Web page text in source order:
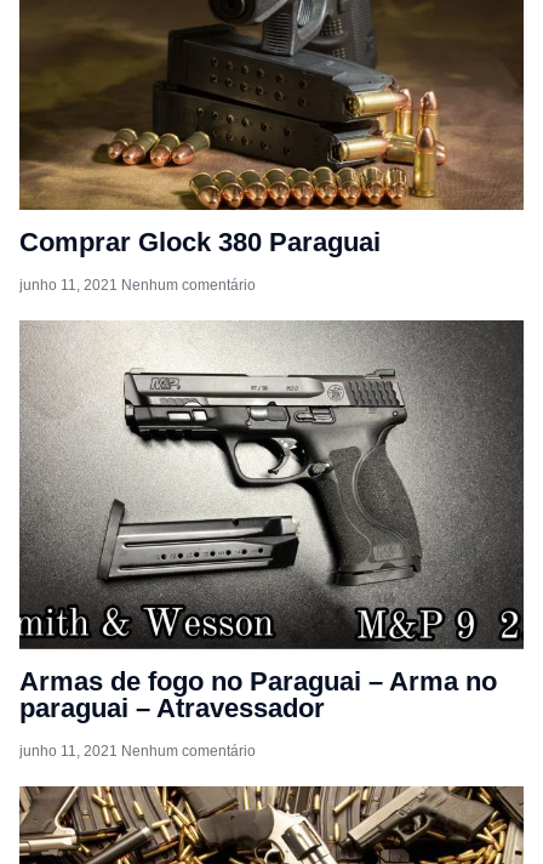
Comprar Glock 380 Paraguai
junho 11, 2021 Nenhum comentário
Armas de fogo no Paraguai – Arma no
paraguai – Atravessador
junho 11, 2021 Nenhum comentário